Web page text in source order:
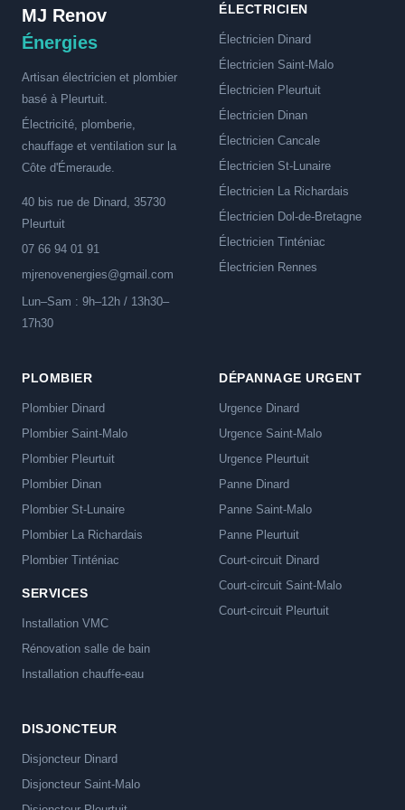
MJ Renov
Énergies
Artisan électricien et plombier
basé à Pleurtuit.
Électricité, plomberie,
chauffage et ventilation sur la
Côte d'Émeraude.
40 bis rue de Dinard, 35730
Pleurtuit
07 66 94 01 91
mjrenovenergies@gmail.com
Lun–Sam : 9h–12h / 13h30–
17h30
ÉLECTRICIEN
Électricien Dinard
Électricien Saint-Malo
Électricien Pleurtuit
Électricien Dinan
Électricien Cancale
Électricien St-Lunaire
Électricien La Richardais
Électricien Dol-de-Bretagne
Électricien Tinténiac
Électricien Rennes
PLOMBIER
Plombier Dinard
Plombier Saint-Malo
Plombier Pleurtuit
Plombier Dinan
Plombier St-Lunaire
Plombier La Richardais
Plombier Tinténiac
SERVICES
Installation VMC
Rénovation salle de bain
Installation chauffe-eau
DÉPANNAGE URGENT
Urgence Dinard
Urgence Saint-Malo
Urgence Pleurtuit
Panne Dinard
Panne Saint-Malo
Panne Pleurtuit
Court-circuit Dinard
Court-circuit Saint-Malo
Court-circuit Pleurtuit
DISJONCTEUR
Disjoncteur Dinard
Disjoncteur Saint-Malo